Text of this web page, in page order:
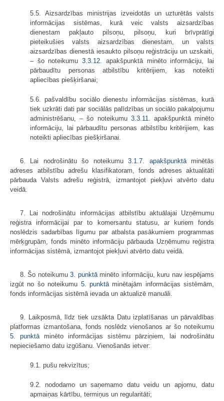
5.5. Aizsardzības ministrijas izveidotās un uzturētās valsts
informācijas sistēmas, kurā veic valsts aizsardzības
dienestam pakļauto pilsoņu, pilsoņu, kuri brīvprātīgi
pieteikušies valsts aizsardzības dienestam, un valsts
aizsardzības dienestā iesaukto pilsoņu reģistrāciju un uzskaiti,
– šo noteikumu3.3.12.
apakšpunktā minēto informāciju, lai
pārbaudītu personas atbilstību kritērijiem, kas noteikti
apliecības piešķiršanai;
5.6. pašvaldību sociālo dienestu informācijas sistēmas, kurā
tiek uzkrāti dati par sociālās palīdzības un sociālo pakalpojumu
administrēšanu, – šo noteikumu 3.3.11.
apakšpunktā minēto
informāciju, lai pārbaudītu personas atbilstību kritērijiem, kas
noteikti apliecības piešķiršanai.
6. Lai nodrošinātu šo noteikumu3.1.7. apakšpunktāminētās
adreses atbilstību adrešu klasifikatoram, fonds adreses aktualitāti
pārbauda Valsts adrešu reģistrā, izmantojot piekļuvi atvērto datu
veidā.
7. Lai nodrošinātu informācijas atbilstību aktuālajai Uzņēmumu
reģistra informācijai par to komersantu statusu, ar kuriem fonds
noslēdzis sadarbības līgumu par atbalsta pasākumiem programmas
mērķgrupām, fonds minēto informāciju pārbauda Uzņēmumu reģistra
informācijas sistēmā, izmantojot piekļuvi atvērto datu veidā.
8. Šo noteikumu3. punktāminēto informāciju, kuru nav iespējams
izgūt no šo noteikumu 5. punktāminētajām informācijas sistēmām,
fonds informācijas sistēmā ievada un aktualizē manuāli.
9. Laikposmā, līdz tiek uzsākta Datu izplatīšanas un pārvaldības
platformas izmantošana, fonds noslēdz vienošanos ar šo noteikumu
5. punktā minēto informācijas sistēmu pārziņiem, lai nodrošinātu
nepieciešamo datu izgūšanu. Vienošanās ietver:
9.1. pušu rekvizītus;
9.2. nododamo un saņemamo datu veidu un apjomu, datu
apmaiņas kārtību, termiņus un regularitāti;